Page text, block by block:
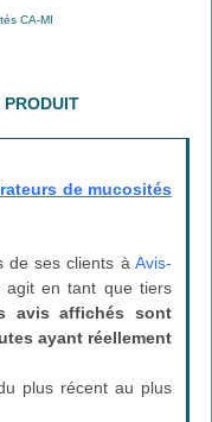
CA-MI
PRODUIT
de mucosités
de ses clients à Avis-
agit en tant que tiers
avis affichés sont
ayant réellement
plus récent au plus